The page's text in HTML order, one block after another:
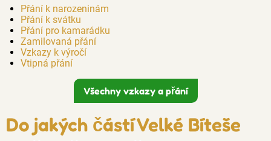
Přání k narozeninám
Přání k svátku
Přání pro kamarádku
Zamilovaná přání
Vzkazy k výročí
Vtipná přání
Všechny vzkazy a přání
Do jakých částí Velké Bíteše